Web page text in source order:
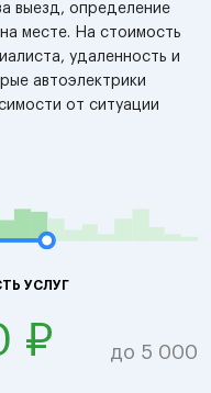
выезд, определение
месте. На стоимость
удаленность и
автоэлектрики
от ситуации
УСЛУГ
₽ до 5 000